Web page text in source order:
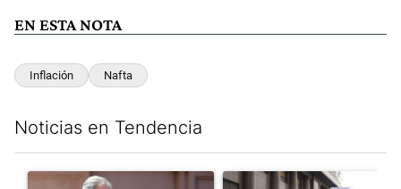
EN ESTA NOTA
Inflación Nafta
Noticias en Tendencia
Un artículo de tendencia con el título "Las inconsistencias de
Un artículo de tendencia con